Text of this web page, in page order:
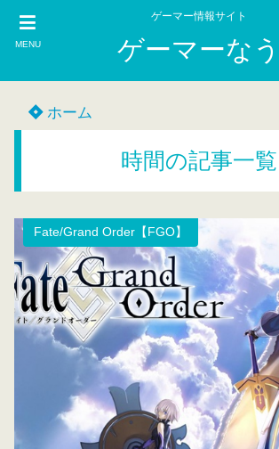
MENU
ゲーマー情報サイト
ゲーマーなう
ホーム
時間の記事一覧
Fate/Grand Order【FGO】